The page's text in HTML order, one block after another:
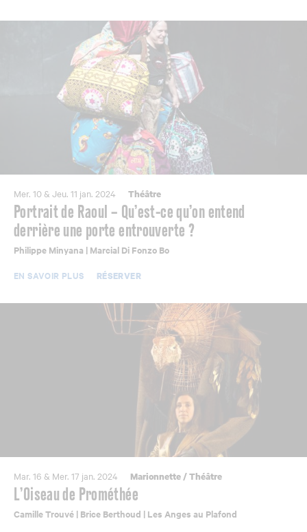
Mer. 10 & Jeu. 11 jan. 2024 Théâtre
Portrait de Raoul – Qu’est-ce qu’on entend
derrière une porte entrouverte ?
Philippe Minyana | Marcial Di Fonzo Bo
EN SAVOIR PLUS
RÉSERVER
Mar. 16 & Mer. 17 jan. 2024 Marionnette/Théâtre
L’Oiseau de Prométhée
Camille Trouvé | Brice Berthoud | Les Anges au Plafond